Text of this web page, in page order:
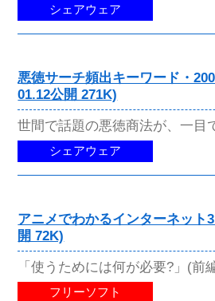
シェアウェア
悪徳サーチ頻出キーワード・
01.12公開 271K)
世間で話題の悪徳商法が、一目
シェアウェア
アニメでわかるインターネット
開 72K)
「使うためには何が必要?」(前
フリーソフト